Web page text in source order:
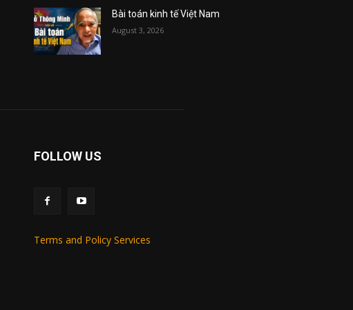
Bài toán kinh tế Việt Nam
August 3, 2026
FOLLOW US
Terms and Policy Services